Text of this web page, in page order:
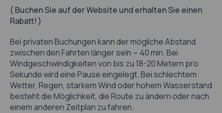
( Buchen Sie auf der Website und erhalten Sie einen
Rabatt! )
Bei privaten Buchungen kann der mögliche Abstand
zwischen den Fahrten länger sein ~ 40 min. Bei
Windgeschwindigkeiten von bis zu 18-20 Metern pro
Sekunde wird eine Pause eingelegt. Bei schlechtem
Wetter, Regen, starkem Wind oder hohem Wasserstand
besteht die Möglichkeit, die Route zu ändern oder nach
einem anderen Zeitplan zu fahren.